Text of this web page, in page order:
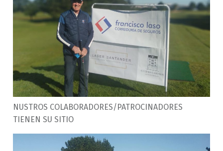
NUSTROS COLABORADORES/PATROCINADORES
TIENEN SU SITIO